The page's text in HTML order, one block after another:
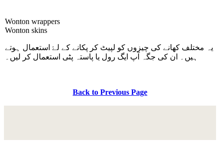
Wonton wrappers
Wonton skins
یہ مختلف کھانے کی چیزوں کو لپیٹ کر پکانے کے لۓ استعمال ہوتے
ہیں۔ ان کی جگہ آپ ایگ رول یا پاستہ پٹی استعمال کر لیں۔
Back to Previous Page